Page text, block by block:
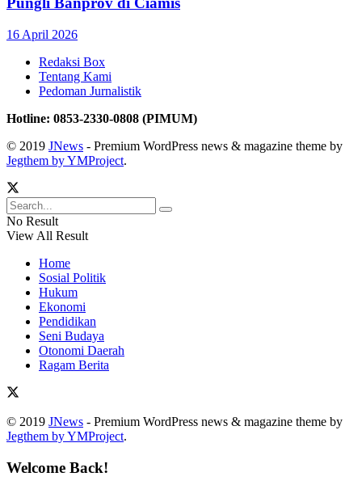
16 April 2026
Redaksi Box
Tentang Kami
Pedoman Jurnalistik
Hotline: 0853-2330-0808 (PIMUM)
© 2019 JNews - Premium WordPress news & magazine theme by
Jegthem by YMProject.
No Result
View All Result
Home
Sosial Politik
Hukum
Ekonomi
Pendidikan
Seni Budaya
Otonomi Daerah
Ragam Berita
© 2019 JNews - Premium WordPress news & magazine theme by
Jegthem by YMProject.
Welcome Back!